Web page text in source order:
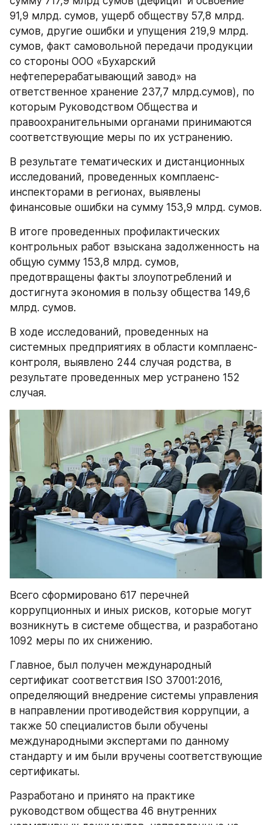
91,9 млрд. сумов, ущерб обществу 57,8 млрд.
сумов, другие ошибки и упущения 219,9 млрд.
сумов, факт самовольной передачи продукции
со стороны ООО «Бухарский
нефтеперерабатывающий завод» на
ответственное хранение 237,7 млрд.сумов), по
которым Руководством Общества и
правоохранительными органами принимаются
соответствующие меры по их устранению.
В результате тематических и дистанционных
исследований, проведенных комплаенс-
инспекторами в регионах, выявлены
финансовые ошибки на сумму 153,9 млрд. сумов.
В итоге проведенных профилактических
контрольных работ взыскана задолженность на
общую сумму 153,8 млрд. сумов,
предотвращены факты злоупотреблений и
достигнута экономия в пользу общества 149,6
млрд. сумов.
В ходе исследований, проведенных на
системных предприятиях в области комплаенс-
контроля, выявлено 244 случая родства, в
результате проведенных мер устранено 152
случая.
Всего сформировано 617 перечней
коррупционных и иных рисков, которые могут
возникнуть в системе общества, и разработано
1092 меры по их снижению.
Главное, был получен международный
сертификат соответствия ISO 37001:2016,
определяющий внедрение системы управления
в направлении противодействия коррупции, а
также 50 специалистов были обучены
международными экспертами по данному
стандарту и им были вручены соответствующие
сертификаты.
Разработано и принято на практике
руководством общества 46 внутренних